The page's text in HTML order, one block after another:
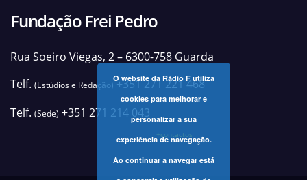
Fundação Frei Pedro
Rua Soeiro Viegas, 2 – 6300-758 Guarda
Telf. (Estúdios e Redação)+351 271 221 468
Telf. (Sede) +351 271 214 043
+contactos
O website da Rádio F utiliza
cookies para melhorar e
personalizar a sua
experiência de navegação.
Ao continuar a navegar está